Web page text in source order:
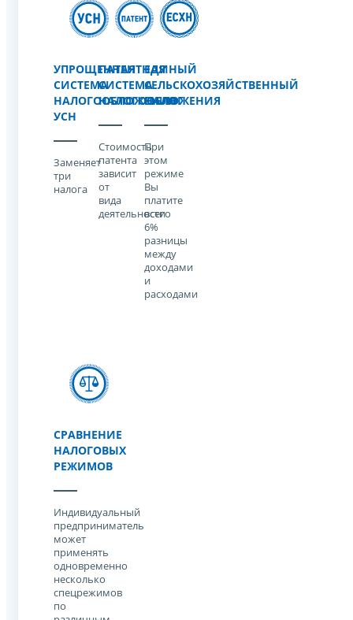
УПРОЩЕННАЯ
СИСТЕМА
НАЛОГООБЛОЖЕНИЯ
УСН
Заменяет
три
налога
ПАТЕНТНАЯ
СИСТЕМА
НАЛОГООБЛОЖЕНИЯ
Стоимость
патента
зависит
от
вида
деятельности
ЕДИНЫЙ
СЕЛЬСКОХОЗЯЙСТВЕННЫЙ
НАЛОГ
При
этом
режиме
Вы
платите
всего
6%
разницы
между
доходами
и
расходами
СРАВНЕНИЕ
НАЛОГОВЫХ
РЕЖИМОВ
Индивидуальный
предприниматель
может
применять
одновременно
несколько
спецрежимов
по